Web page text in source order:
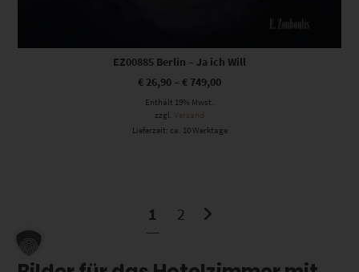
EZ00885 Berlin – Ja ich Will
€ 26,90 – € 749,00
Enthält 19% Mwst.
zzgl.
Versand
Lieferzeit: ca. 10 Werktage
1 2